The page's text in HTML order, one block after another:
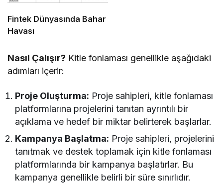
Fintek Dünyasında Bahar
Havası
Nasıl Çalışır? Kitle fonlaması genellikle aşağıdaki
adımları içerir:
Proje Oluşturma: Proje sahipleri, kitle fonlaması
platformlarına projelerini tanıtan ayrıntılı bir
açıklama ve hedef bir miktar belirterek başlarlar.
Kampanya Başlatma: Proje sahipleri, projelerini
tanıtmak ve destek toplamak için kitle fonlaması
platformlarında bir kampanya başlatırlar. Bu
kampanya genellikle belirli bir süre sınırlıdır.